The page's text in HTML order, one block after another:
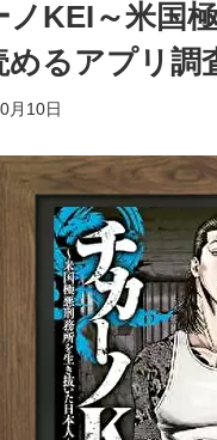
ノKEI～米国
るアプリ調
月10日